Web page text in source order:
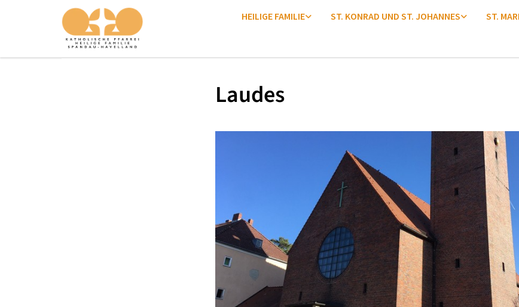
HEILIGE FAMILIE ST. KONRAD UND ST. JOHANNES ST.
Laudes